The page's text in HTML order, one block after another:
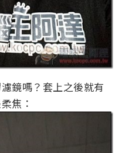
鏡嗎？套上之後就有
焦：